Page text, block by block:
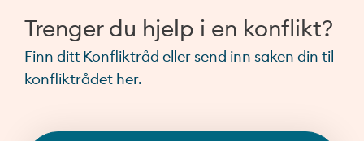
Trenger du hjelp i en konflikt?
Finn ditt Konfliktråd eller send inn saken din til
konfliktrådet her.